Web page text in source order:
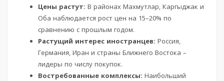
Цены растут: В районах Махмутлар, Каргыджак и
Оба наблюдается рост цен на 15–20% по
сравнению с прошлым годом.
Растущий интерес иностранцев: Россия,
Германия, Иран и страны Ближнего Востока –
лидеры по числу покупок.
Востребованные комплексы: Наибольший